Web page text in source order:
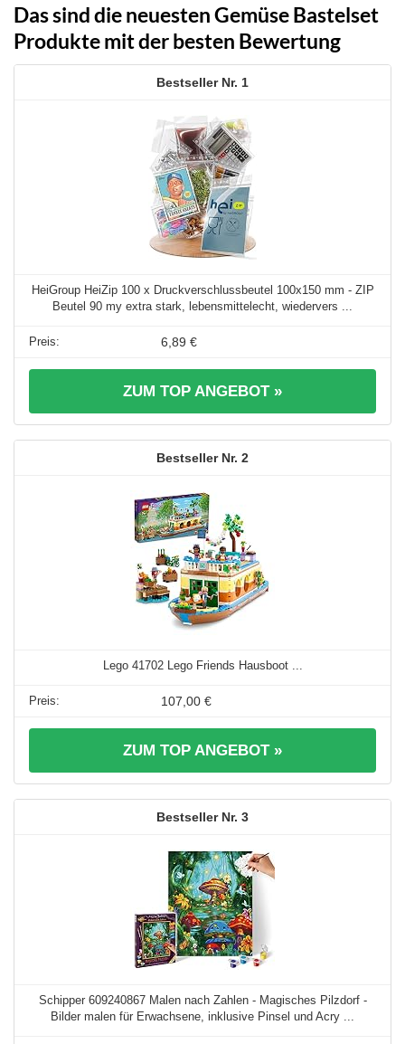
Das sind die neuesten Gemüse Bastelset
Produkte mit der besten Bewertung
1
HeiGroup HeiZip 100 x Druckverschlussbeutel 100x150 mm - ZIP
Beutel 90 my extra stark, lebensmittelecht, wiedervers ...
6,89 €
ZUM TOP ANGEBOT »
2
Lego 41702 Lego Friends Hausboot ...
107,00 €
ZUM TOP ANGEBOT »
3
Schipper 609240867 Malen nach Zahlen - Magisches Pilzdorf -
Bilder malen für Erwachsene, inklusive Pinsel und Acry ...